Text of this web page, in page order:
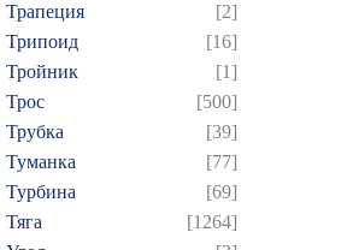
Трапеция
[2]
Трипоид
[16]
Тройник
[1]
Трос
[500]
Трубка
[39]
Туманка
[77]
Турбина
[69]
Тяга
[1264]